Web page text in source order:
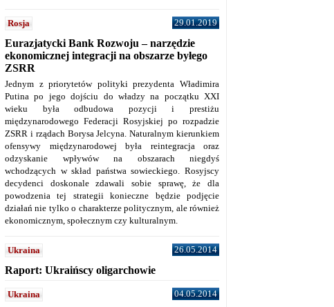
Rosja 29.01.2019
Eurazjatycki Bank Rozwoju – narzędzie
ekonomicznej integracji na obszarze byłego
ZSRR
Jednym z priorytetów polityki prezydenta Władimira
Putina po jego dojściu do władzy na początku XXI
wieku była odbudowa pozycji i prestiżu
międzynarodowego Federacji Rosyjskiej po rozpadzie
ZSRR i rządach Borysa Jelcyna. Naturalnym kierunkiem
ofensywy międzynarodowej była reintegracja oraz
odzyskanie wpływów na obszarach niegdyś
wchodzących w skład państwa sowieckiego. Rosyjscy
decydenci doskonale zdawali sobie sprawę, że dla
powodzenia tej strategii konieczne będzie podjęcie
działań nie tylko o charakterze politycznym, ale również
ekonomicznym, społecznym czy kulturalnym.
Ukraina 26.05.2014
Raport: Ukraińscy oligarchowie
Ukraina 04.05.2014